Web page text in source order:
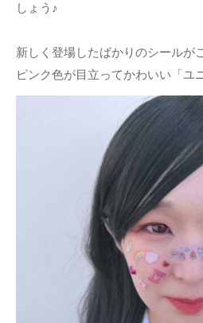
しょう♪
新しく登場したばかりのシールが
ピンク色が目立ってかわいい「ユ